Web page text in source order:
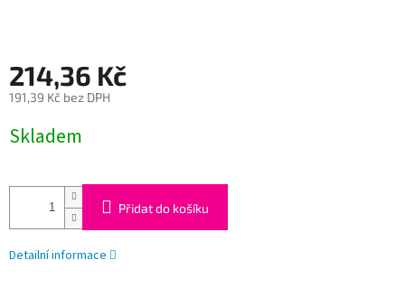
214,36 Kč
191,39 Kč bez DPH
cena:
Skladem
Přidat do košíku
Detailní informace